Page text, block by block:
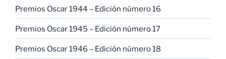
Premios Oscar 1944 – Edición número 16
Premios Oscar 1945 – Edición número 17
Premios Oscar 1946 – Edición número 18